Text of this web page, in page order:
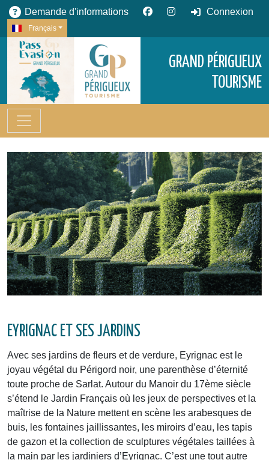
Demande d'informations Connexion
Français
GRAND PÉRIGUEUX
TOURISME
EYRIGNAC ET SES JARDINS
Avec ses jardins de fleurs et de verdure, Eyrignac est le
joyau végétal du Périgord noir, une parenthèse d’éternité
toute proche de Sarlat. Autour du Manoir du 17ème siècle
s’étend le Jardin Français où les jeux de perspectives et la
maîtrise de la Nature mettent en scène les arabesques de
buis, les fontaines jaillissantes, les miroirs d’eau, les tapis
de gazon et la collection de sculptures végétales taillées à
la main par les jardiniers d’Eyrignac. C’est une tout autre